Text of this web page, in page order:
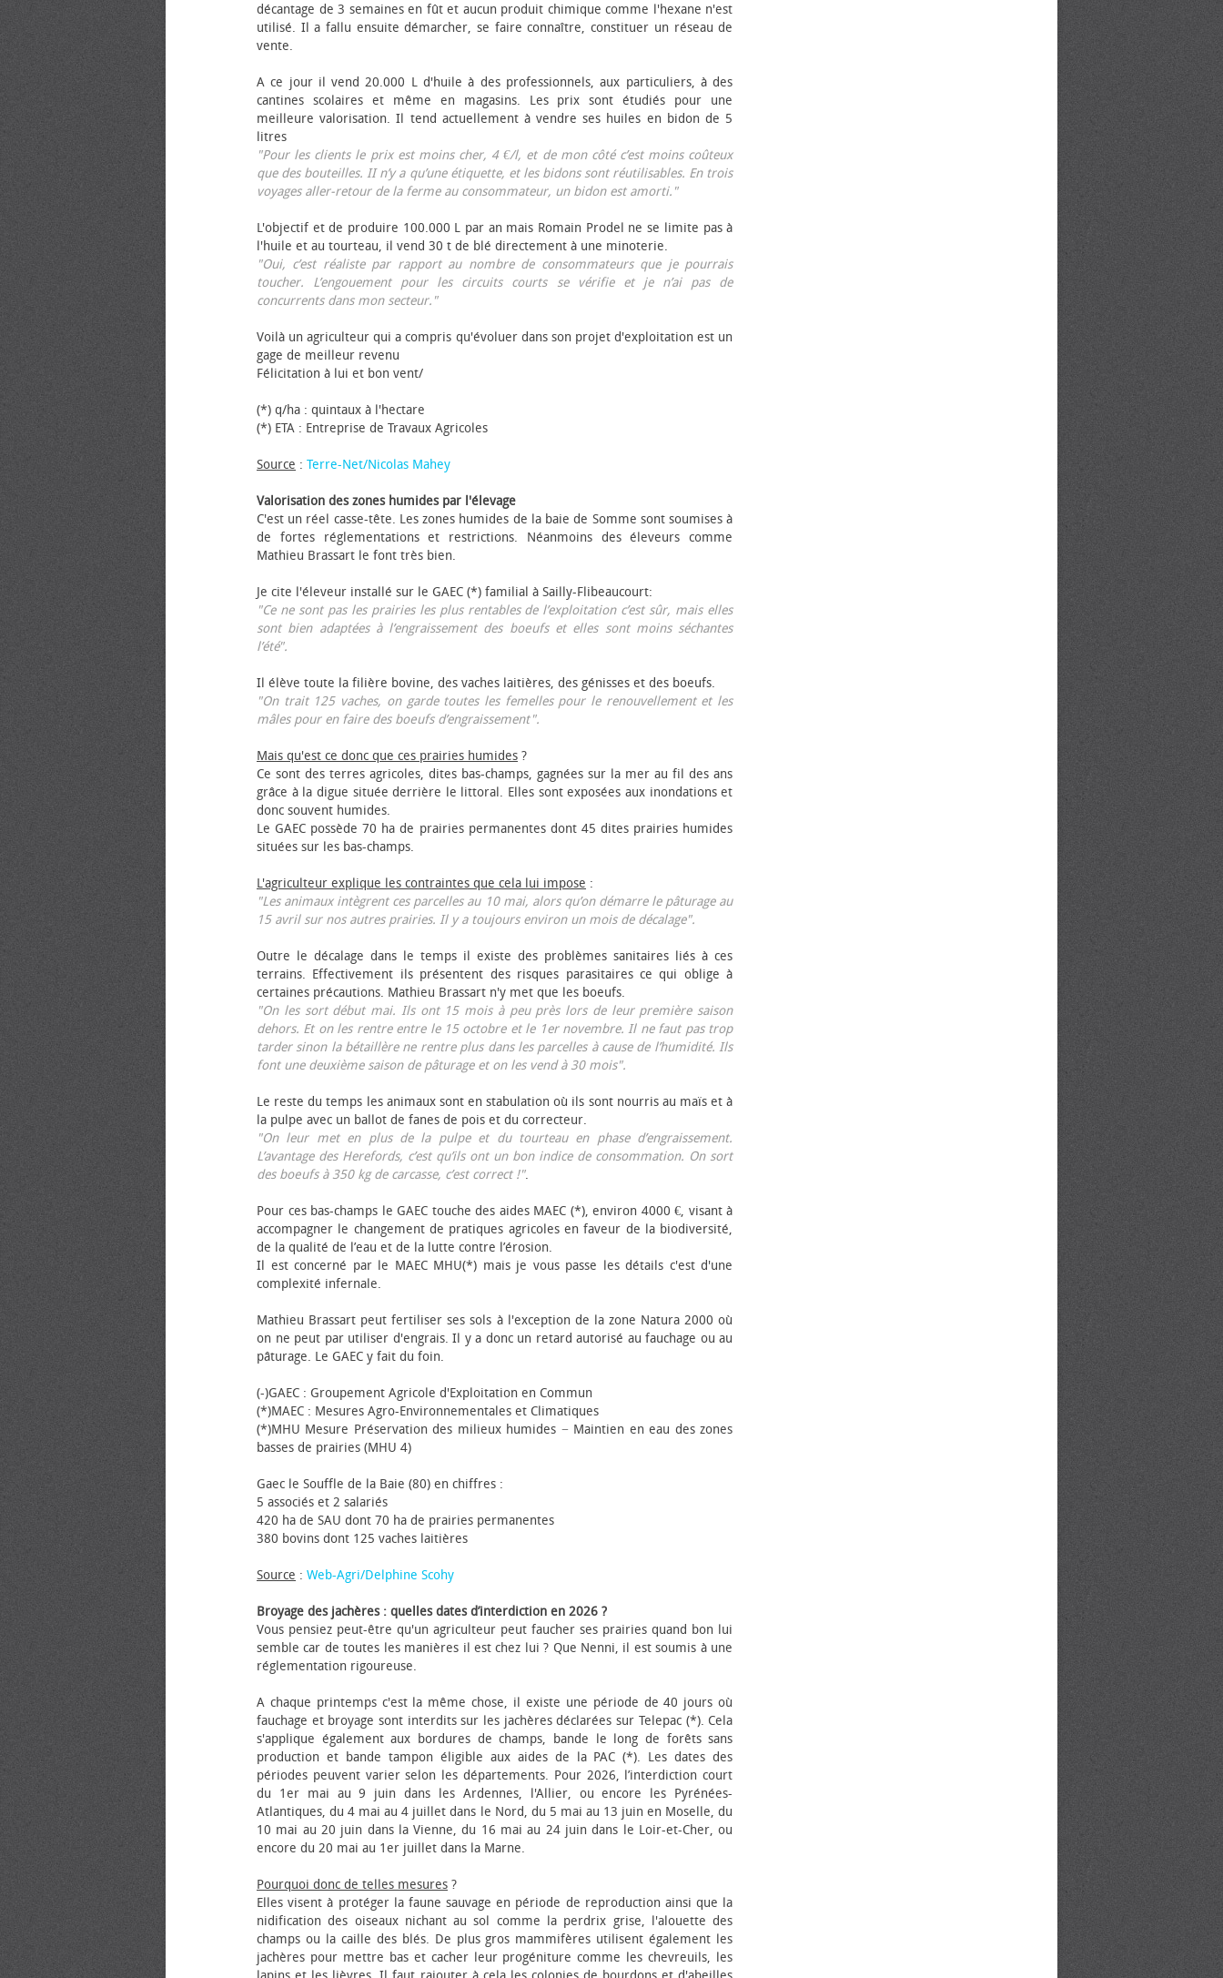
décantage de 3 semaines en fût et aucun produit chimique comme l'hexane n'est
utilisé. Il a fallu ensuite démarcher, se faire connaître, constituer un réseau de
vente.
A ce jour il vend 20.000 L d'huile à des professionnels, aux particuliers, à des
cantines scolaires et même en magasins. Les prix sont étudiés pour une
meilleure valorisation. Il tend actuellement à vendre ses huiles en bidon de 5
litres
"Pour les clients le prix est moins cher, 4 €/l, et de mon côté c’est moins coûteux
que des bouteilles. II n’y a qu’une étiquette, et les bidons sont réutilisables. En trois
voyages aller-retour de la ferme au consommateur, un bidon est amorti."
L'objectif et de produire 100.000 L par an mais Romain Prodel ne se limite pas à
l'huile et au tourteau, il vend 30 t de blé directement à une minoterie.
"Oui, c’est réaliste par rapport au nombre de consommateurs que je pourrais
toucher. L’engouement pour les circuits courts se vérifie et je n’ai pas de
concurrents dans mon secteur."
Voilà un agriculteur qui a compris qu'évoluer dans son projet d'exploitation est un
gage de meilleur revenu
Félicitation à lui et bon vent/
(*) q/ha : quintaux à l'hectare
(*) ETA : Entreprise de Travaux Agricoles
Source : Terre-Net/Nicolas Mahey
Valorisation des zones humides par l'élevage
C'est un réel casse-tête. Les zones humides de la baie de Somme sont soumises à
de fortes réglementations et restrictions. Néanmoins des éleveurs comme
Mathieu Brassart le font très bien.
Je cite l'éleveur installé sur le GAEC (*) familial à Sailly-Flibeaucourt:
"Ce ne sont pas les prairies les plus rentables de l’exploitation c’est sûr, mais elles
sont bien adaptées à l’engraissement des bœufs et elles sont moins séchantes
l’été".
Il élève toute la filière bovine, des vaches laitières, des génisses et des bœufs.
"On trait 125 vaches, on garde toutes les femelles pour le renouvellement et les
mâles pour en faire des bœufs d’engraissement".
Mais qu'est ce donc que ces prairies humides ?
Ce sont des terres agricoles, dites bas-champs, gagnées sur la mer au fil des ans
grâce à la digue située derrière le littoral. Elles sont exposées aux inondations et
donc souvent humides.
Le GAEC possède 70 ha de prairies permanentes dont 45 dites prairies humides
situées sur les bas-champs.
L'agriculteur explique les contraintes que cela lui impose :
"Les animaux intègrent ces parcelles au 10 mai, alors qu’on démarre le pâturage au
15 avril sur nos autres prairies. Il y a toujours environ un mois de décalage".
Outre le décalage dans le temps il existe des problèmes sanitaires liés à ces
terrains. Effectivement ils présentent des risques parasitaires ce qui oblige à
certaines précautions. Mathieu Brassart n'y met que les bœufs.
"On les sort début mai. Ils ont 15 mois à peu près lors de leur première saison
dehors. Et on les rentre entre le 15 octobre et le 1er novembre. Il ne faut pas trop
tarder sinon la bétaillère ne rentre plus dans les parcelles à cause de l’humidité. Ils
font une deuxième saison de pâturage et on les vend à 30 mois".
Le reste du temps les animaux sont en stabulation où ils sont nourris au maïs et à
la pulpe avec un ballot de fanes de pois et du correcteur.
"On leur met en plus de la pulpe et du tourteau en phase d’engraissement.
L’avantage des Herefords, c’est qu’ils ont un bon indice de consommation. On sort
des bœufs à 350 kg de carcasse, c’est correct !".
Pour ces bas-champs le GAEC touche des aides MAEC (*), environ 4000 €, visant à
accompagner le changement de pratiques agricoles en faveur de la biodiversité,
de la qualité de l’eau et de la lutte contre l’érosion.
Il est concerné par le MAEC MHU(*) mais je vous passe les détails c'est d'une
complexité infernale.
Mathieu Brassart peut fertiliser ses sols à l'exception de la zone Natura 2000 où
on ne peut par utiliser d'engrais. Il y a donc un retard autorisé au fauchage ou au
pâturage. Le GAEC y fait du foin.
(-)GAEC : Groupement Agricole d'Exploitation en Commun
(*)MAEC : Mesures Agro-Environnementales et Climatiques
(*)MHU Mesure Préservation des milieux humides − Maintien en eau des zones
basses de prairies (MHU 4)
Gaec le Souffle de la Baie (80) en chiffres :
5 associés et 2 salariés
420 ha de SAU dont 70 ha de prairies permanentes
380 bovins dont 125 vaches laitières
Source : Web-Agri/Delphine Scohy
Broyage des jachères : quelles dates d’interdiction en 2026 ?
Vous pensiez peut-être qu'un agriculteur peut faucher ses prairies quand bon lui
semble car de toutes les manières il est chez lui ? Que Nenni, il est soumis à une
réglementation rigoureuse.
A chaque printemps c'est la même chose, il existe une période de 40 jours où
fauchage et broyage sont interdits sur les jachères déclarées sur Telepac (*). Cela
s'applique également aux bordures de champs, bande le long de forêts sans
production et bande tampon éligible aux aides de la PAC (*). Les dates des
périodes peuvent varier selon les départements. Pour 2026, l’interdiction court
du 1er mai au 9 juin dans les Ardennes, l'Allier, ou encore les Pyrénées-
Atlantiques, du 4 mai au 4 juillet dans le Nord, du 5 mai au 13 juin en Moselle, du
10 mai au 20 juin dans la Vienne, du 16 mai au 24 juin dans le Loir-et-Cher, ou
encore du 20 mai au 1er juillet dans la Marne.
Pourquoi donc de telles mesures ?
Elles visent à protéger la faune sauvage en période de reproduction ainsi que la
nidification des oiseaux nichant au sol comme la perdrix grise, l'alouette des
champs ou la caille des blés. De plus gros mammifères utilisent également les
jachères pour mettre bas et cacher leur progéniture comme les chevreuils, les